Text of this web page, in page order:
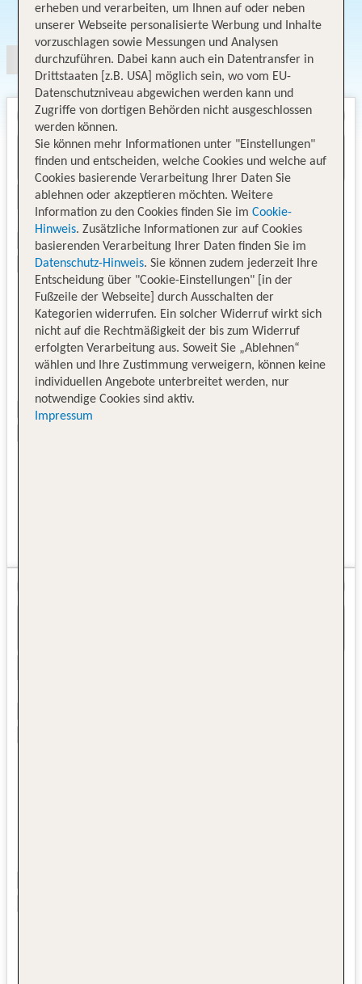
Angebotsauswahl
erheben und verarbeiten, um Ihnen auf oder neben
unserer Webseite personalisierte Werbung und Inhalte
vorzuschlagen sowie Messungen und Analysen
durchzuführen. Dabei kann auch ein Datentransfer in
Drittstaaten [z.B. USA] möglich sein, wo vom EU-
Datenschutzniveau abgewichen werden kann und
Zugriffe von dortigen Behörden nicht ausgeschlossen
werden können.
Sie können mehr Informationen unter "Einstellungen"
finden und entscheiden, welche Cookies und welche auf
Cookies basierende Verarbeitung Ihrer Daten Sie
ablehnen oder akzeptieren möchten. Weitere
Information zu den Cookies finden Sie im Cookie-
Hinweis. Zusätzliche Informationen zur auf Cookies
basierenden Verarbeitung Ihrer Daten finden Sie im
Datenschutz-Hinweis. Sie können zudem jederzeit Ihre
Entscheidung über "Cookie-Einstellungen" [in der
Fußzeile der Webseite] durch Ausschalten der
Kategorien widerrufen. Ein solcher Widerruf wirkt sich
nicht auf die Rechtmäßigkeit der bis zum Widerruf
erfolgten Verarbeitung aus. Soweit Sie „Ablehnen“
wählen und Ihre Zustimmung verweigern, können keine
individuellen Angebote unterbreitet werden, nur
notwendige Cookies sind aktiv.
Impressum